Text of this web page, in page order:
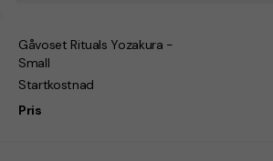
Gåvoset Rituals Yozakura -
Small
Startkostnad
Pris